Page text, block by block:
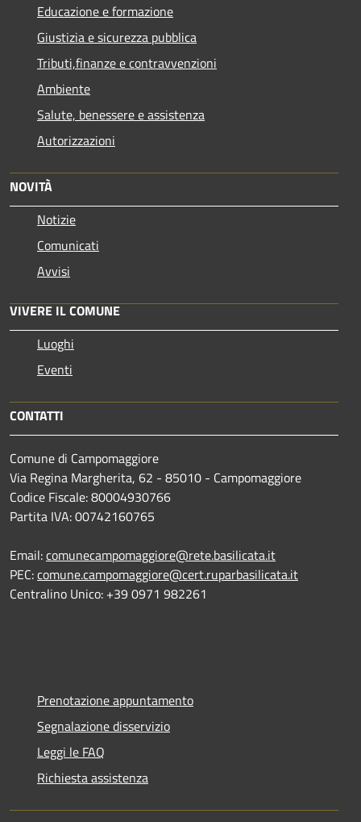
Educazione e formazione
Giustizia e sicurezza pubblica
Tributi,finanze e contravvenzioni
Ambiente
Salute, benessere e assistenza
Autorizzazioni
NOVITÀ
Notizie
Comunicati
Avvisi
VIVERE IL COMUNE
Luoghi
Eventi
CONTATTI
Comune di Campomaggiore
Via Regina Margherita, 62 - 85010 - Campomaggiore
Codice Fiscale: 80004930766
Partita IVA: 00742160765
Email:comunecampomaggiore@rete.basilicata.it
PEC:comune.campomaggiore@cert.ruparbasilicata.it
Centralino Unico: +39 0971 982261
Prenotazione appuntamento
Segnalazione disservizio
Leggi le FAQ
Richiesta assistenza